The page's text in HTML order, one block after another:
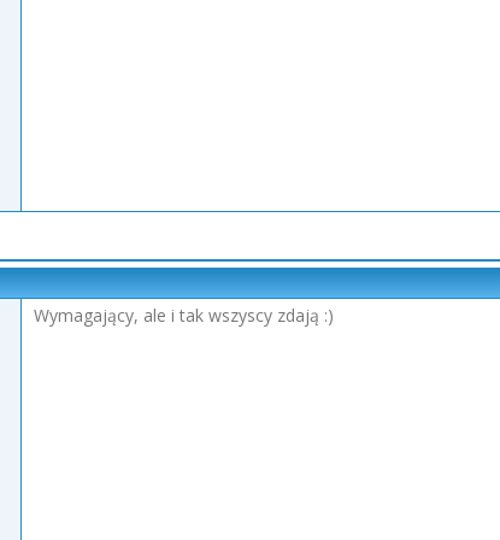
Wymagający, ale i tak wszyscy zdają :)